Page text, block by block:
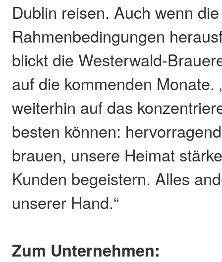
Dublin reisen. Auch wenn
Rahmenbedingungen
blickt die Westerwald-
auf die kommenden Monate.
weiterhin auf das
besten können:
brauen, unsere Heimat
Kunden begeistern. Alles
unserer Hand.“
Zum Unternehmen: